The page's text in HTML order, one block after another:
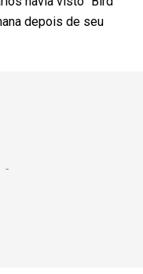
depois de seu